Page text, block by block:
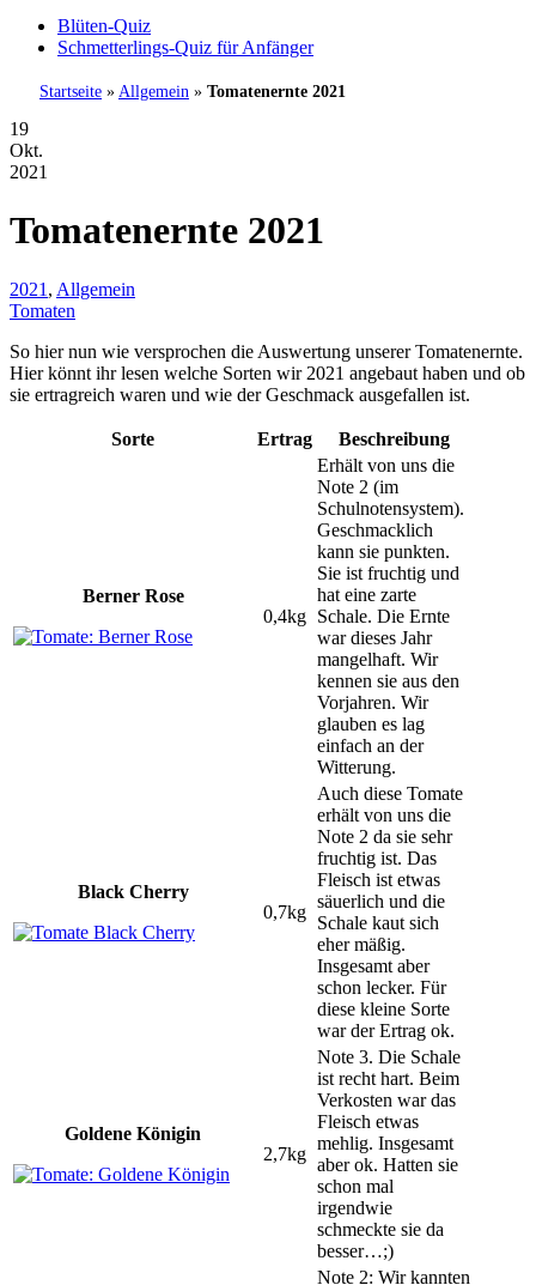
Blüten-Quiz
Schmetterlings-Quiz für Anfänger
Startseite » Allgemein » Tomatenernte 2021
19
Okt.
2021
Tomatenernte 2021
2021 , Allgemein
Tomaten
So hier nun wie versprochen die Auswertung unserer Tomatenernte.
Hier könnt ihr lesen welche Sorten wir 2021 angebaut haben und ob
sie ertragreich waren und wie der Geschmack ausgefallen ist.
Sorte Ertrag Beschreibung
Berner Rose
0,4kg
Erhält von uns die
Note 2 (im
Schulnotensystem).
Geschmacklich
kann sie punkten.
Sie ist fruchtig und
hat eine zarte
Schale. Die Ernte
war dieses Jahr
mangelhaft. Wir
kennen sie aus den
Vorjahren. Wir
glauben es lag
einfach an der
Witterung.
Black Cherry
0,7kg
Auch diese Tomate
erhält von uns die
Note 2 da sie sehr
fruchtig ist. Das
Fleisch ist etwas
säuerlich und die
Schale kaut sich
eher mäßig.
Insgesamt aber
schon lecker. Für
diese kleine Sorte
war der Ertrag ok.
Goldene Königin
2,7kg
Note 3. Die Schale
ist recht hart. Beim
Verkosten war das
Fleisch etwas
mehlig. Insgesamt
aber ok. Hatten sie
schon mal
irgendwie
schmeckte sie da
besser…;)
Note 2: Wir kannten